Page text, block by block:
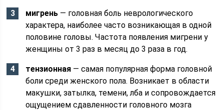
мигрень — головная боль неврологического
характера, наиболее часто возникающая в одной
половине головы. Частота появления мигрени у
женщины от 3 раз в месяц до 3 раза в год.
тензионная — самая популярная форма головной
боли среди женского пола. Возникает в области
макушки, затылка, темени, лба и сопровождается
ощущением сдавленности головного мозга